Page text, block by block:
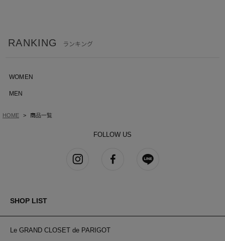
RANKING ランキング
WOMEN
MEN
HOME 商品一覧
FOLLOW US
SHOP LIST
Le GRAND CLOSET de PARIGOT